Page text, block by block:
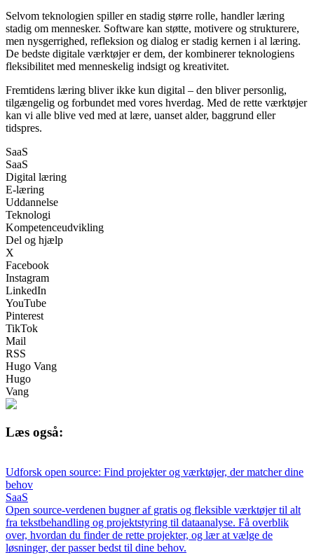
Selvom teknologien spiller en stadig større rolle, handler læring
stadig om mennesker. Software kan støtte, motivere og strukturere,
men nysgerrighed, refleksion og dialog er stadig kernen i al læring.
De bedste digitale værktøjer er dem, der kombinerer teknologiens
fleksibilitet med menneskelig indsigt og kreativitet.
Fremtidens læring bliver ikke kun digital – den bliver personlig,
tilgængelig og forbundet med vores hverdag. Med de rette værktøjer
kan vi alle blive ved med at lære, uanset alder, baggrund eller
tidspres.
SaaS
SaaS
Digital læring
E-læring
Uddannelse
Teknologi
Kompetenceudvikling
Del og hjælp
X
Facebook
Instagram
LinkedIn
YouTube
Pinterest
TikTok
Mail
RSS
Hugo Vang
Hugo
Vang
Læs også:
Udforsk open source: Find projekter og værktøjer, der matcher dine
behov
SaaS
Open source-verdenen bugner af gratis og fleksible værktøjer til alt
fra tekstbehandling og projektstyring til dataanalyse. Få overblik
over, hvordan du finder de rette projekter, og lær at vælge de
løsninger, der passer bedst til dine behov.